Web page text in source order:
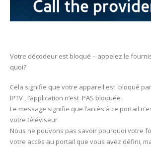
Votre décodeur est bloqué – appelez le
quoi?
Cela signifie que votre appareil est bloqué
IPTV , l’application n’est PAS bloquée .
Le message signifie que l’accès à ce portail
votre téléviseur
Nous ne pouvons pas savoir pourquoi votre
votre accès au portail que vous avez défini,